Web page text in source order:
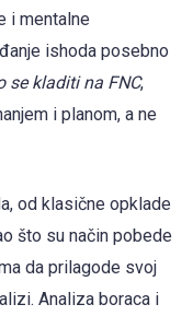
i mentalne
ishoda posebno
se kladiti na FNC,
i planom, a ne
od klasične opklade
što su način pobede
da prilagode svoj
Analiza boraca i